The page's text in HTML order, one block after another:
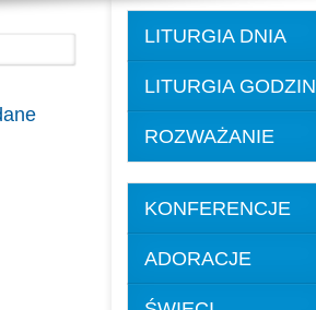
LITURGIA DNIA
LITURGIA GODZIN
ROZWAŻANIE
KONFERENCJE
ADORACJE